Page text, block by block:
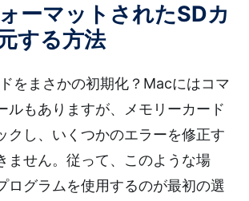
ーマットされたSDカ
する方法
をまさかの初期化？Macにはコマ
ルもありますが、メモリーカード
クし、いくつかのエラーを修正す
ません。従って、このような場
ログラムを使用するのが最初の選